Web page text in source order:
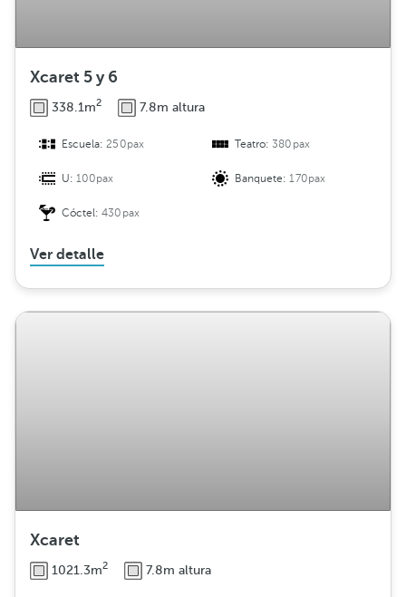
Xcaret 5 y 6
338.1m2 7.8m altura
Escuela:250pax Teatro:380pax
U:100pax Banquete:170pax
Cóctel:430pax
Ver detalle
Xcaret
1021.3m2 7.8m altura